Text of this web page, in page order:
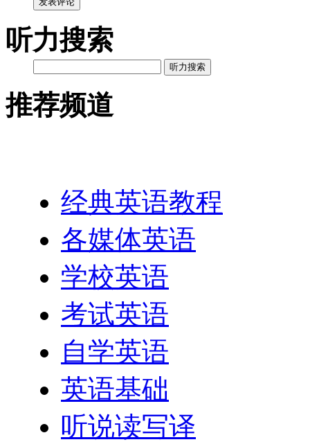
听力搜索
听力搜索
推荐频道
经典英语教程
各媒体英语
学校英语
考试英语
自学英语
英语基础
听说读写译